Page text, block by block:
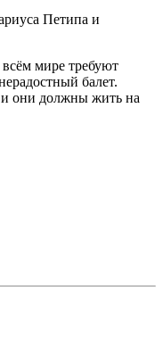
Петипа и
мире требуют
балет.
и они должны жить на